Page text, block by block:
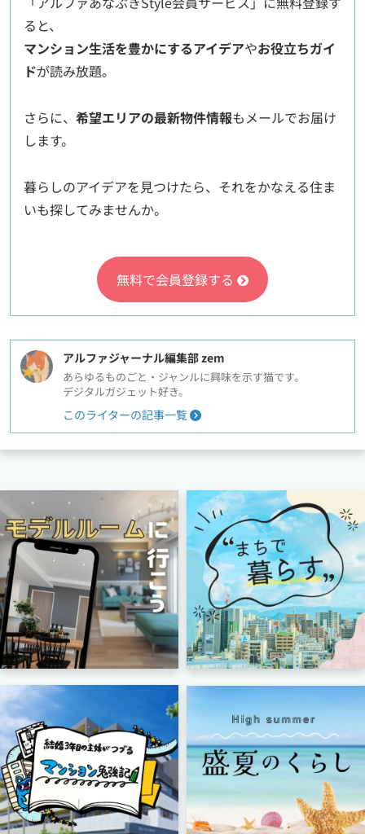
ると、
マンション生活を豊かにするアイデアやお役立ちガイ
ドが読み放題。
さらに、 希望エリアの最新物件情報もメールでお届け
します。
暮らしのアイデアを見つけたら、それをかなえる住ま
いも探してみませんか。
無料で会員登録する
アルファジャーナル編集部 zem
あらゆるものごと・ジャンルに興味を示す猫です。
デジタルガジェット好き。
このライターの記事一覧